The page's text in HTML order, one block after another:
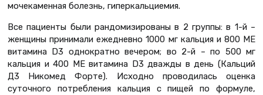
мочекаменная болезнь, гиперкальциемия.
Все пациенты были рандомизированы в 2 группы: в 1-й –
женщины принимали ежедневно 1000 мг кальция и 800 МЕ
витамина D3 однократно вечером; во 2-й – по 500 мг
кальция и 400 МЕ витамина D3 дважды в день (Кальций
Д3 Никомед Форте). Исходно проводилась оценка
суточного потребления кальция с пищей по формуле,